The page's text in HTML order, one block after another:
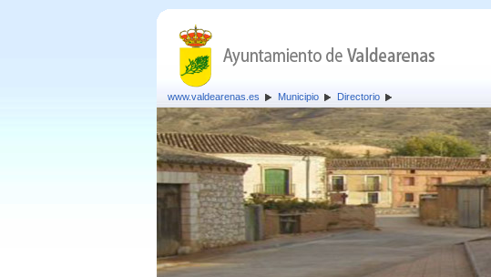
www.valdearenas.es Municipio Directorio